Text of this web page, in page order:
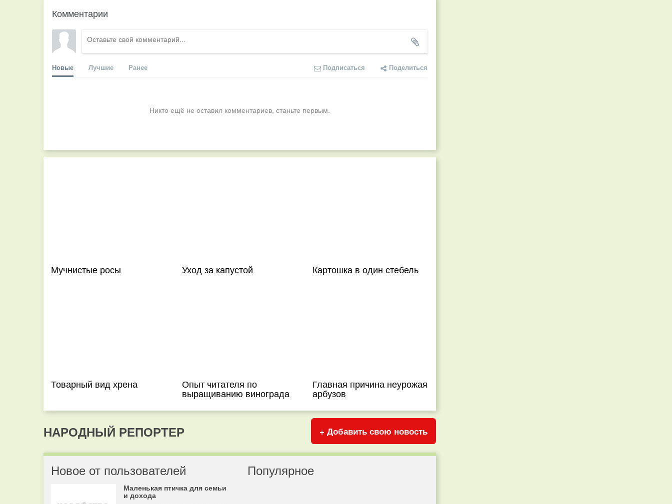
Комментарии
Новые Лучшие Ранее Подписаться Поделиться
Никто ещё не оставил комментариев, станьте первым.
Мучнистые росы Уход за капустой Картошка в один стебель
Товарный вид хрена Опыт читателя по
выращиванию винограда
Главная причина неурожая
арбузов
НАРОДНЫЙ РЕПОРТЕР + Добавить свою новость
Новое от пользователей
Маленькая птичка для семьи
и дохода
Популярное